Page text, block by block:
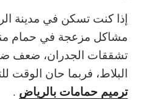
إذا كنت تسكن في مدينة
مشاكل مزعجة في حمام
تشققات الجدران، ضعف
البلاط، فربما حان الوقت
ترميم حمامات بالرياض .